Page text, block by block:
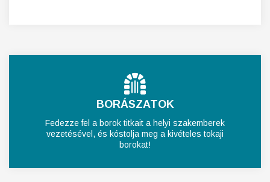
BORÁSZATOK
Fedezze fel a borok titkait a helyi szakemberek
vezetésével, és kóstolja meg a kivételes tokaji
borokat!